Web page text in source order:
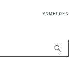
NAVIGATION
ANMELDEN